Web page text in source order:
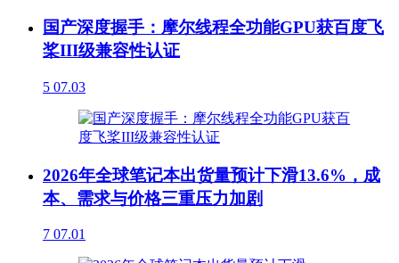
国产深度握手：摩尔线程全功能GPU获百度飞
桨III级兼容性认证
5 07.03
2026年全球笔记本出货量预计下滑13.6%，成
本、需求与价格三重压力加剧
7 07.01